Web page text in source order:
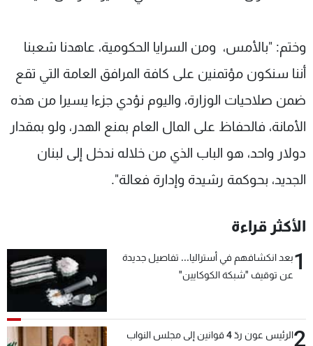
وختم: "بالأمس، ومن السرايا الحكومية، عاهدنا شعبنا
أننا سنكون مؤتمنين على كافة المرافق العامة التي تقع
ضمن صلاحيات الوزارة، واليوم نؤدي جزءا يسيرا من هذه
الأمانة، فالحفاظ على المال العام بمنع الهدر، ولو بمقدار
دولار واحد، هو الباب الذي من خلاله ندخل إلى لبنان
الجديد، بحوكمة رشيدة وإدارة فعالة".
الأكثر قراءة
1بعد انكشافهم في أستراليا... تفاصيل جديدة
عن توقيف "شبكة الكوكايين"
2الرئيس عون ردّ 4 قوانين إلى مجلس النواب